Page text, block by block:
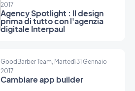
2017
Agency Spotlight : Il design
prima di tutto con l'agenzia
digitale Interpaul
GoodBarber Team, Martedì 31 Gennaio
2017
Cambiare app builder